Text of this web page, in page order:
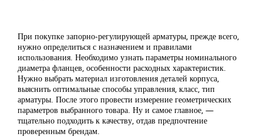
При покупке запорно-регулирующей арматуры, прежде всего,
нужно определиться с назначением и правилами
использования. Необходимо узнать параметры номинального
диаметра фланцев, особенности расходных характеристик.
Нужно выбрать материал изготовления деталей корпуса,
выяснить оптимальные способы управления, класс, тип
арматуры. После этого провести измерение геометрических
параметров выбранного товара. Ну и самое главное, —
тщательно подходить к качеству, отдав предпочтение
проверенным брендам.